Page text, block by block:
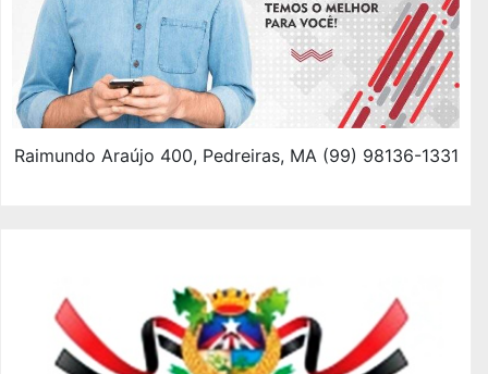
Raimundo Araújo 400, Pedreiras, MA (99) 98136-1331